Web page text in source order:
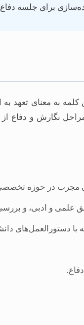
برای جلسه
به معنای تعهد
نگارش و دفاع
مجرب در حوزه
علمی و ادبی، و
با دستورالعمل‌های